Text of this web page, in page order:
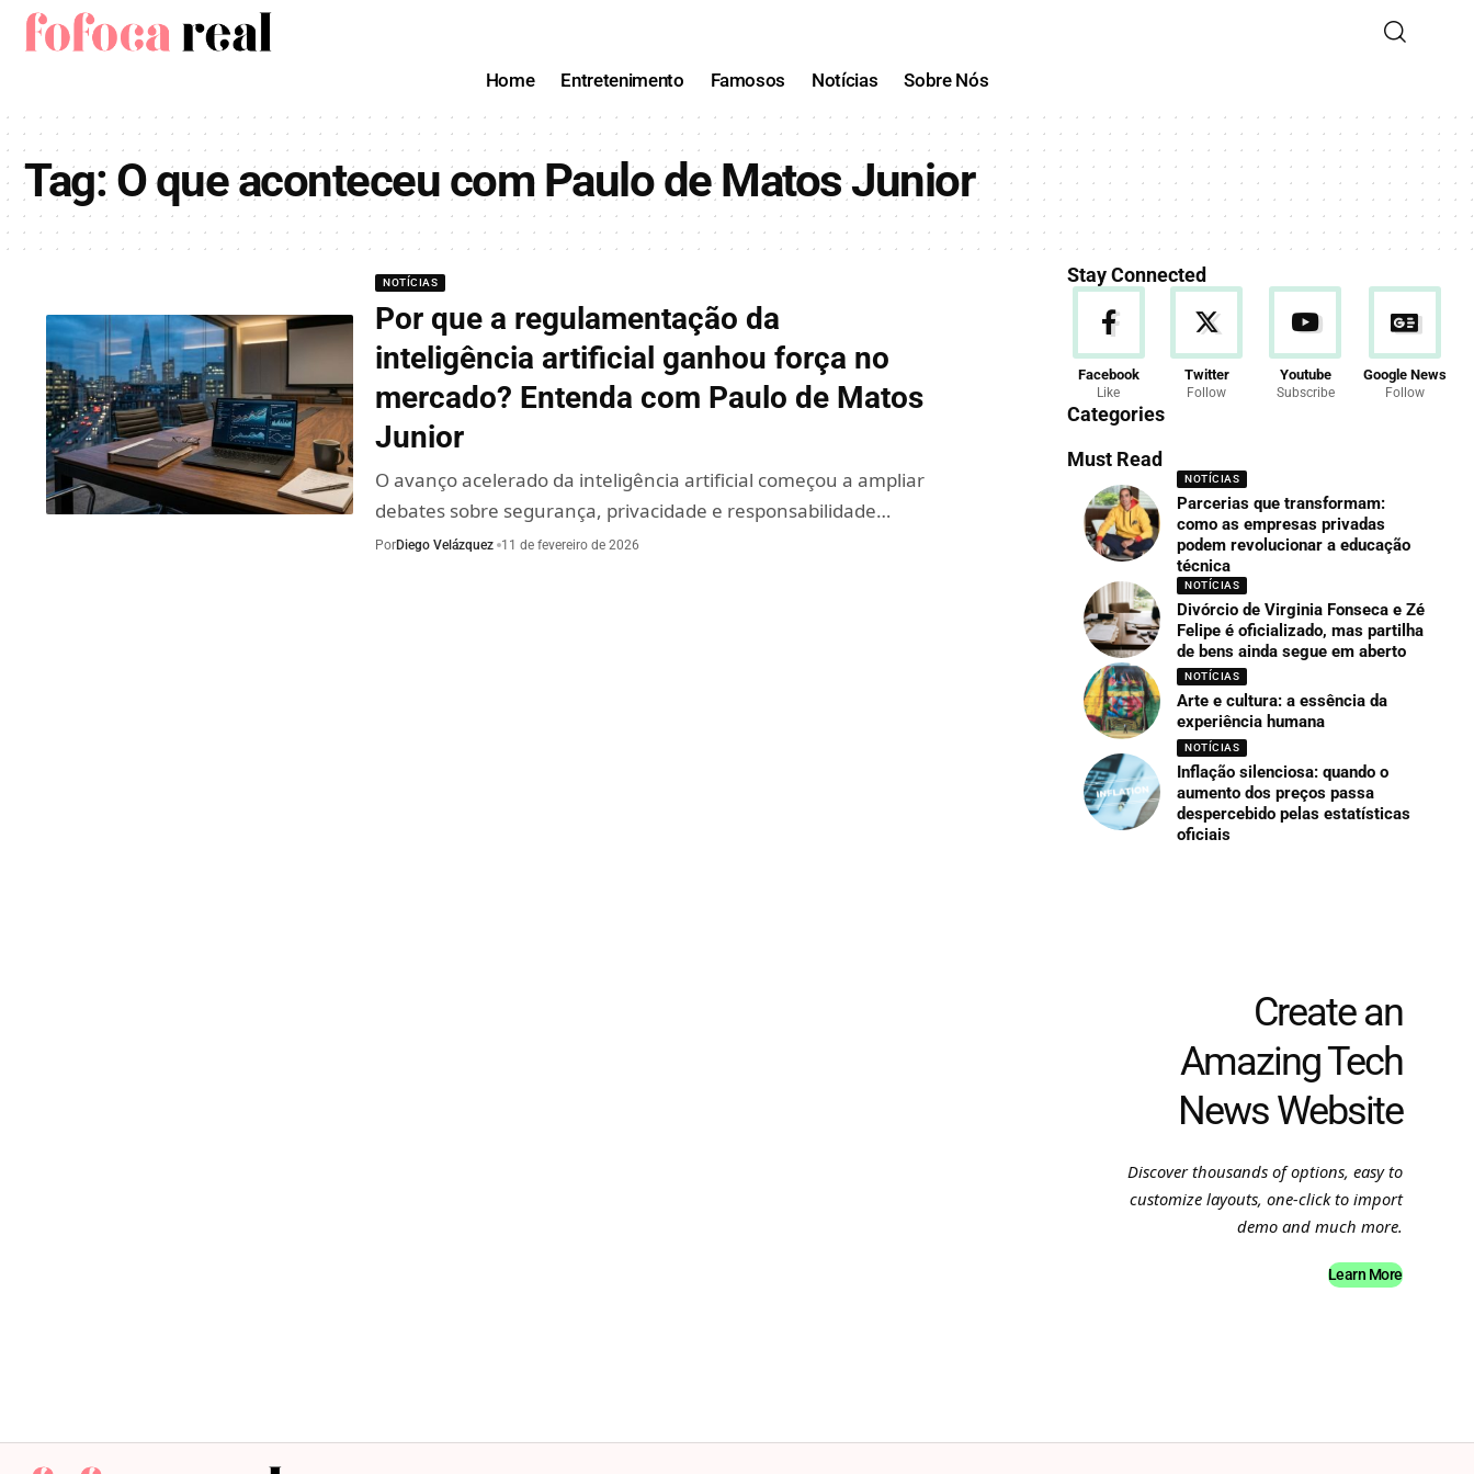
Home Entretenimento Famosos Notícias Sobre Nós
Tag:O que aconteceu com Paulo de Matos Junior
NOTÍCIAS
Por que a regulamentação da
inteligência artificial ganhou força no
mercado? Entenda com Paulo de Matos
Junior
O avanço acelerado da inteligência artificial começou a ampliar
debates sobre segurança, privacidade e responsabilidade…
PorDiego Velázquez 11 de fevereiro de 2026
Stay Connected
Facebook
Like
Twitter
Follow
Youtube
Subscribe
Google News
Follow
Categories
Must Read
NOTÍCIAS
Parcerias que transformam:
como as empresas privadas
podem revolucionar a educação
técnica
NOTÍCIAS
Divórcio de Virginia Fonseca e Zé
Felipe é oficializado, mas partilha
de bens ainda segue em aberto
NOTÍCIAS
Arte e cultura: a essência da
experiência humana
NOTÍCIAS
Inflação silenciosa: quando o
aumento dos preços passa
despercebido pelas estatísticas
oficiais
Create an
Amazing Tech
News Website
Discover thousands of options, easy to
customize layouts, one-click to import
demo and much more.
Learn More